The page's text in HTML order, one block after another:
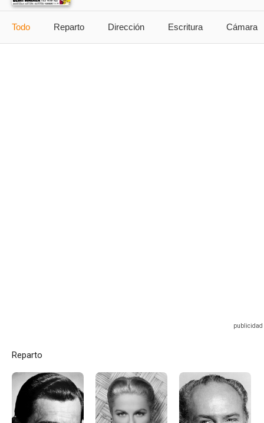
Todo Reparto Dirección Escritura Cámara
Reparto